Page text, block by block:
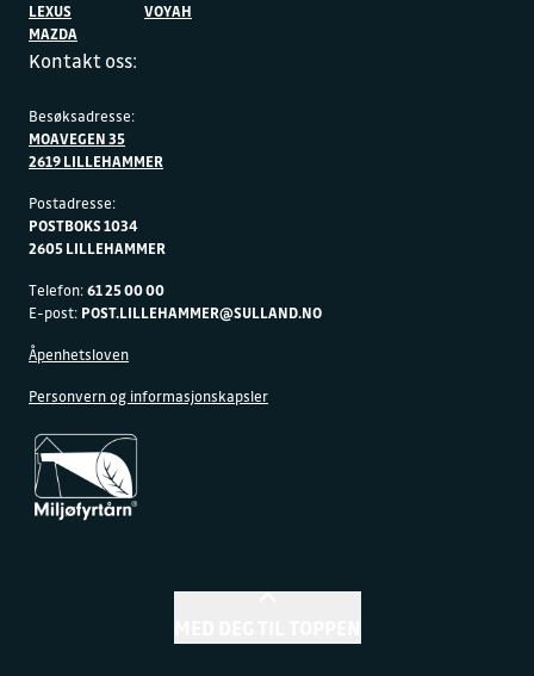
LEXUS
MAZDA
VOYAH
Kontakt oss:
Besøksadresse:
MOAVEGEN 35
2619 LILLEHAMMER
Postadresse:
POSTBOKS 1034
2605 LILLEHAMMER
Telefon:61 25 00 00
E-post: POST.LILLEHAMMER@SULLAND.NO
Åpenhetsloven
Personvern og informasjonskapsler